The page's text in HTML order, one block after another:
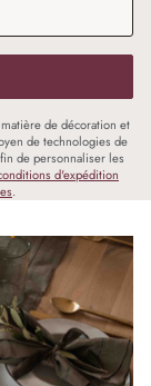
de décoration et
de technologies de
de personnaliser les
d'expédition
.